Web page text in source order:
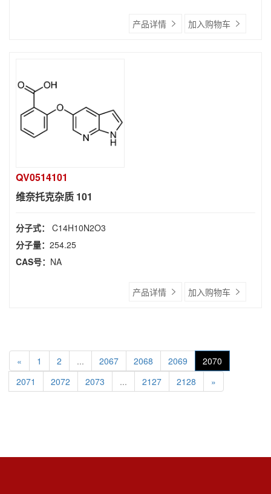
产品详情 加入购物车
QV0514101
维奈托克杂质 101
分子式： C14H10N2O3
分子量： 254.25
CAS号： NA
产品详情 加入购物车
« 1 2 ... 2067 2068 2069
2070
2071
2072 2073 ... 2127 2128 »